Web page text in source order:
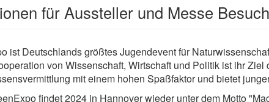
für Aussteller und Messe
ist Deutschlands größtes Jugendevent für
von Wissenschaft, Wirtschaft und Politik ist ihr
mit einem hohen Spaßfaktor und bietet
findet 2024 in Hannover wieder unter dem Motto